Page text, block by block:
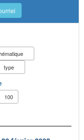
type
100